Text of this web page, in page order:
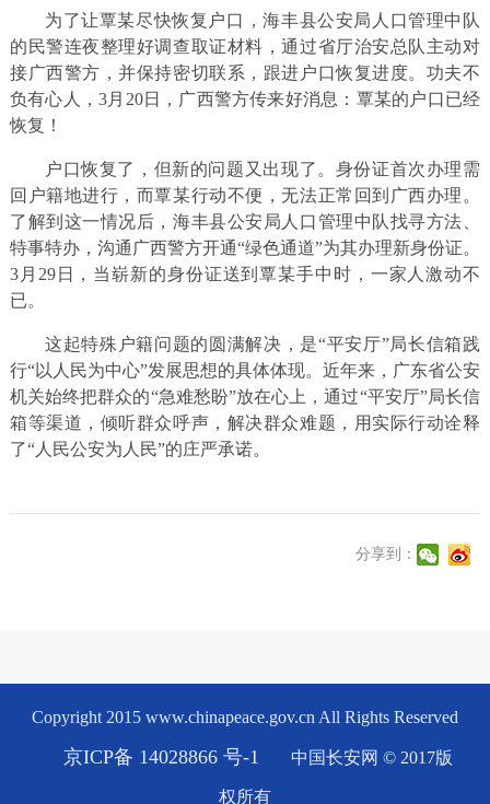
为了让覃某尽快恢复户口，海丰县公安局人口管理中队
的民警连夜整理好调查取证材料，通过省厅治安总队主动对
接广西警方，并保持密切联系，跟进户口恢复进度。功夫不
负有心人，3月20日，广西警方传来好消息：覃某的户口已经
恢复！
户口恢复了，但新的问题又出现了。身份证首次办理需
回户籍地进行，而覃某行动不便，无法正常回到广西办理。
了解到这一情况后，海丰县公安局人口管理中队找寻方法、
特事特办，沟通广西警方开通“绿色通道”为其办理新身份证。
3月29日，当崭新的身份证送到覃某手中时，一家人激动不
已。
这起特殊户籍问题的圆满解决，是“平安厅”局长信箱践
行“以人民为中心”发展思想的具体体现。近年来，广东省公安
机关始终把群众的“急难愁盼”放在心上，通过“平安厅”局长信
箱等渠道，倾听群众呼声，解决群众难题，用实际行动诠释
了“人民公安为人民”的庄严承诺。
分享到：
Copyright 2015 www.chinapeace.gov.cn All Rights Reserved
京ICP备 14028866 号-1 中国长安网 © 2017版
权所有